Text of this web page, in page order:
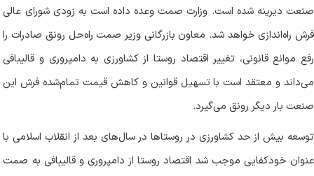
صنعت دیرینه شده است. وزارت صمت وعده داده است به زودی شورای عالی
فرش راه‌اندازی خواهد شد. معاون بازرگانی وزیر صمت راه‌حل رونق صادرات را
رفع موانع قانونی، تغییر اقتصاد روستا از کشاورزی به دامپروری و قالیبافی
می‌داند و معتقد است با تسهیل قوانین و کاهش قیمت تمام‌شده فرش این
صنعت بار دیگر رونق می‌گیرد.
توسعه بیش از حد کشاورزی در روستا‌ها در سال‌های بعد از انقلاب اسلامی با
عنوان خودکفایی موجب شد اقتصاد روستا از دامپروری و قالیبافی به صمت